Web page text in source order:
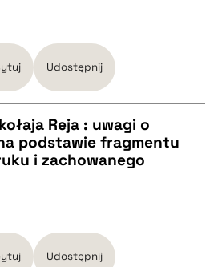
Udostępnij
Reja : uwagi o
podstawie fragmentu
i zachowanego
Udostępnij